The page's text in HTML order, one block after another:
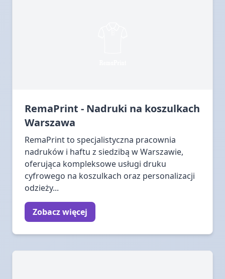
RemaPrint - Nadruki na koszulkach
Warszawa
RemaPrint to specjalistyczna pracownia
nadruków i haftu z siedzibą w Warszawie,
oferująca kompleksowe usługi druku
cyfrowego na koszulkach oraz personalizacji
odzieży...
Zobacz więcej